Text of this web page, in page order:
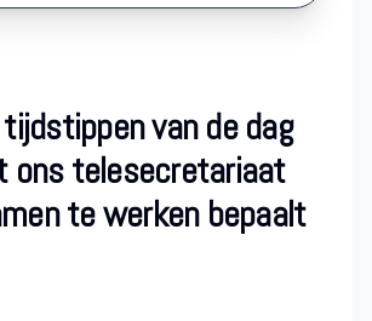
van de dag
ons telesecretariaat
te werken bepaalt